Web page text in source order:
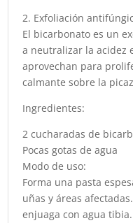
2. Exfoliación
El bicarbonato es un
a neutralizar la acidez
aprovechan para
calmante sobre la
Ingredientes:
2 cucharadas de
Pocas gotas de agua
Modo de uso:
Forma una pasta
uñas y áreas
enjuaga con agua